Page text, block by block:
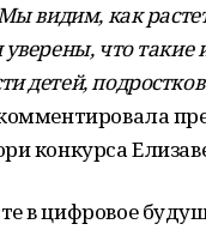
видим, как
уверены, что
детей,
конкурса
в цифровое